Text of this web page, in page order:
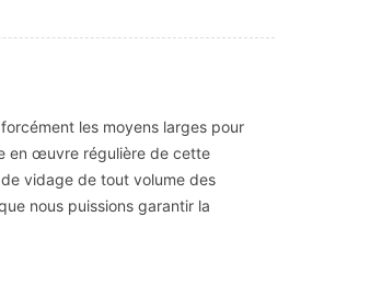
les moyens larges pour
en œuvre régulière de cette
vidage de tout volume des
nous puissions garantir la